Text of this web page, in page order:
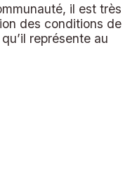
il est très
des conditions de
représente au